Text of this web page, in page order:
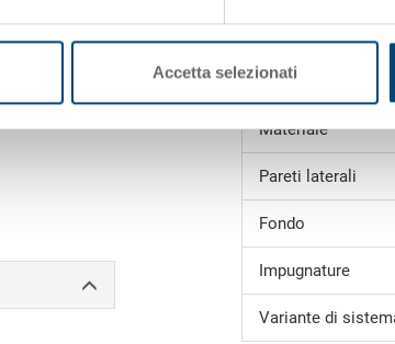
Accetta selezionati
Peso
Materiale
Pareti laterali
Fondo
Impugnature
Variante di